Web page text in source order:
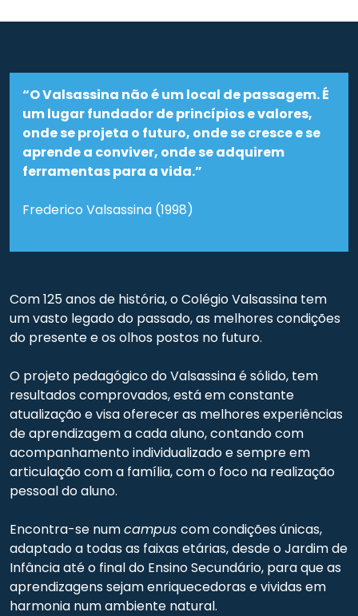
“O Valsassina não é um local de passagem. É
um lugar fundador de princípios e valores,
onde se projeta o futuro, onde se cresce e se
aprende a conviver, onde se adquirem
ferramentas para a vida.”
Frederico Valsassina (1998)
Com 125 anos de história, o Colégio Valsassina tem
um vasto legado do passado, as melhores condições
do presente e os olhos postos no futuro.
O projeto pedagógico do Valsassina é sólido, tem
resultados comprovados, está em constante
atualização e visa oferecer as melhores experiências
de aprendizagem a cada aluno, contando com
acompanhamento individualizado e sempre em
articulação com a família, com o foco na realização
pessoal do aluno.
Encontra-se numcampus com condições únicas,
adaptado a todas as faixas etárias, desde o Jardim de
Infância até o final do Ensino Secundário, para que as
aprendizagens sejam enriquecedoras e vividas em
harmonia num ambiente natural.